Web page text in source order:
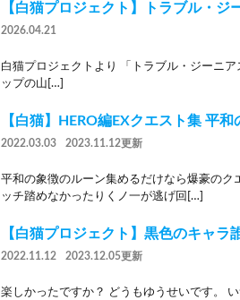
【白猫プロジェクト】トラブル・
2026.04.21
白猫プロジェクトより 「トラブル・ジーニ
ップの山[…]
【白猫】HERO編EXクエスト集 平
2022.03.03 2023.11.12更新
平和の象徴のルーン集めるだけなら爆豪のク
ッチ踏めなかったりくノ一が逃げ回[…]
【白猫プロジェクト】黒色のキャラ
2022.11.12 2023.12.05更新
楽しかったですか？ どうもゆうせいです。